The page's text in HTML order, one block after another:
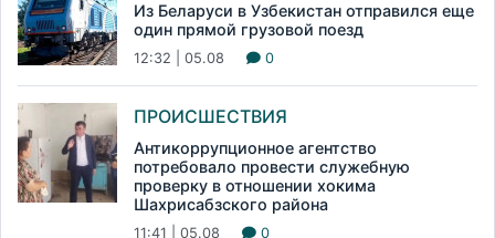
Из Беларуси в Узбекистан отправился еще
один прямой грузовой поезд
12:32 | 05.08 0
ПРОИСШЕСТВИЯ
Антикоррупционное агентство
потребовало провести служебную
проверку в отношении хокима
Шахрисабзского района
11:41 | 05.08 0